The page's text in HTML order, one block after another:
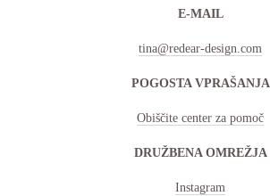
E-MAIL
tina@redear-design.com
POGOSTA VPRAŠANJA
Obiščite center za pomoč
DRUŽBENA OMREŽJA
Instagram